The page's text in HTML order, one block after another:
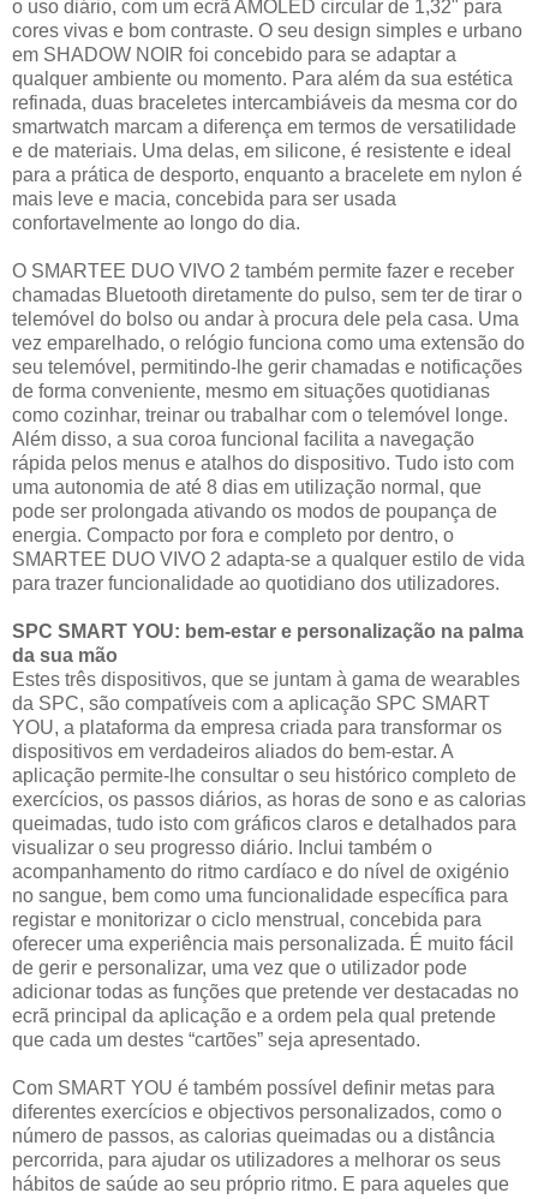
o uso diário, com um ecrã AMOLED circular de 1,32" para
cores vivas e bom contraste. O seu design simples e urbano
em SHADOW NOIR foi concebido para se adaptar a
qualquer ambiente ou momento. Para além da sua estética
refinada, duas braceletes intercambiáveis da mesma cor do
smartwatch marcam a diferença em termos de versatilidade
e de materiais. Uma delas, em silicone, é resistente e ideal
para a prática de desporto, enquanto a bracelete em nylon é
mais leve e macia, concebida para ser usada
confortavelmente ao longo do dia.
O SMARTEE DUO VIVO 2 também permite fazer e receber
chamadas Bluetooth diretamente do pulso, sem ter de tirar o
telemóvel do bolso ou andar à procura dele pela casa. Uma
vez emparelhado, o relógio funciona como uma extensão do
seu telemóvel, permitindo-lhe gerir chamadas e notificações
de forma conveniente, mesmo em situações quotidianas
como cozinhar, treinar ou trabalhar com o telemóvel longe.
Além disso, a sua coroa funcional facilita a navegação
rápida pelos menus e atalhos do dispositivo. Tudo isto com
uma autonomia de até 8 dias em utilização normal, que
pode ser prolongada ativando os modos de poupança de
energia. Compacto por fora e completo por dentro, o
SMARTEE DUO VIVO 2 adapta-se a qualquer estilo de vida
para trazer funcionalidade ao quotidiano dos utilizadores.
SPC SMART YOU: bem-estar e personalização na palma
da sua mão
Estes três dispositivos, que se juntam à gama de wearables
da SPC, são compatíveis com a aplicação SPC SMART
YOU, a plataforma da empresa criada para transformar os
dispositivos em verdadeiros aliados do bem-estar. A
aplicação permite-lhe consultar o seu histórico completo de
exercícios, os passos diários, as horas de sono e as calorias
queimadas, tudo isto com gráficos claros e detalhados para
visualizar o seu progresso diário. Inclui também o
acompanhamento do ritmo cardíaco e do nível de oxigénio
no sangue, bem como uma funcionalidade específica para
registar e monitorizar o ciclo menstrual, concebida para
oferecer uma experiência mais personalizada. É muito fácil
de gerir e personalizar, uma vez que o utilizador pode
adicionar todas as funções que pretende ver destacadas no
ecrã principal da aplicação e a ordem pela qual pretende
que cada um destes “cartões” seja apresentado.
Com SMART YOU é também possível definir metas para
diferentes exercícios e objectivos personalizados, como o
número de passos, as calorias queimadas ou a distância
percorrida, para ajudar os utilizadores a melhorar os seus
hábitos de saúde ao seu próprio ritmo. E para aqueles que